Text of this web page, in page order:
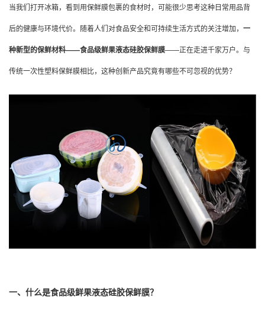
当我们打开冰箱，看到用保鲜膜包裹的食材时，可能很少思考这种日常用品背
后的健康与环境代价。随着人们对食品安全和可持续生活方式的关注增加， 一
种新型的保鲜材料——食品级鲜果液态硅胶保鲜膜——正在走进千家万户。与
传统一次性塑料保鲜膜相比，这种创新产品究竟有哪些不可忽视的优势？
一、什么是食品级鲜果液态硅胶保鲜膜？